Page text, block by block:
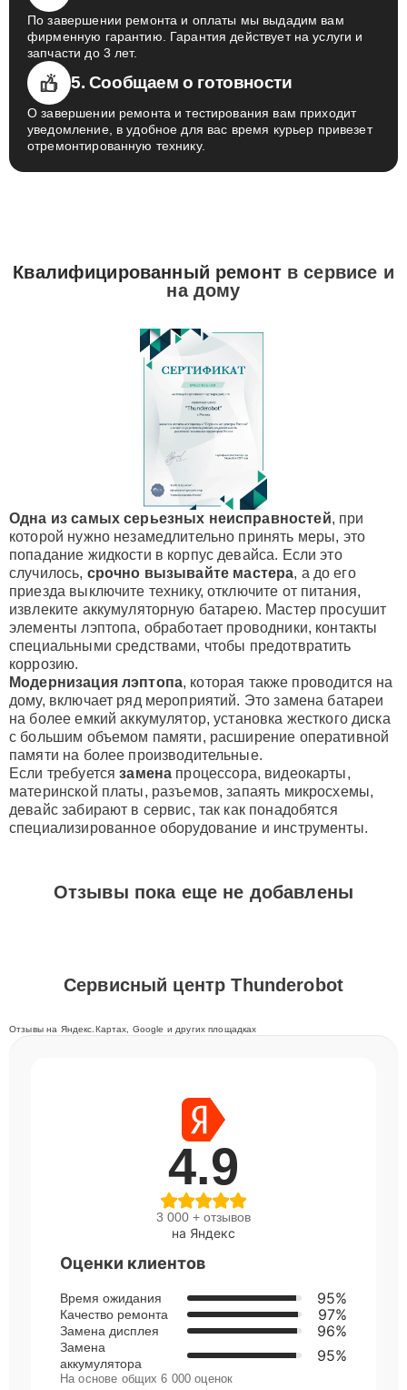
По завершении ремонта и оплаты мы выдадим вам
фирменную гарантию. Гарантия действует на услуги и
запчасти до 3 лет.
5. Сообщаем о готовности
О завершении ремонта и тестирования вам приходит
уведомление, в удобное для вас время курьер привезет
отремонтированную технику.
Квалифицированный ремонтв сервисе и
на дому
Одна из самых серьезных неисправностей, при
которой нужно незамедлительно принять меры, это
попадание жидкости в корпус девайса. Если это
случилось, срочно вызывайте мастера, а до его
приезда выключите технику, отключите от питания,
извлеките аккумуляторную батарею. Мастер просушит
элементы лэптопа, обработает проводники, контакты
специальными средствами, чтобы предотвратить
коррозию.
Модернизация лэптопа, которая также проводится на
дому, включает ряд мероприятий. Это замена батареи
на более емкий аккумулятор, установка жесткого диска
с большим объемом памяти, расширение оперативной
памяти на более производительные.
Если требуетсязамена процессора, видеокарты,
материнской платы, разъемов, запаять микросхемы,
девайс забирают в сервис, так как понадобятся
специализированное оборудование и инструменты.
Отзывы пока еще не добавлены
Сервисный центр Thunderobot
Отзывы на Яндекс.Картах, Google и других площадках
4.9
3 000 + отзывов
на Яндекс
Оценки клиентов
Время ожидания 95%
Качество ремонта 97%
Замена дисплея 96%
Замена
аккумулятора
95%
На основе общих 6 000 оценок